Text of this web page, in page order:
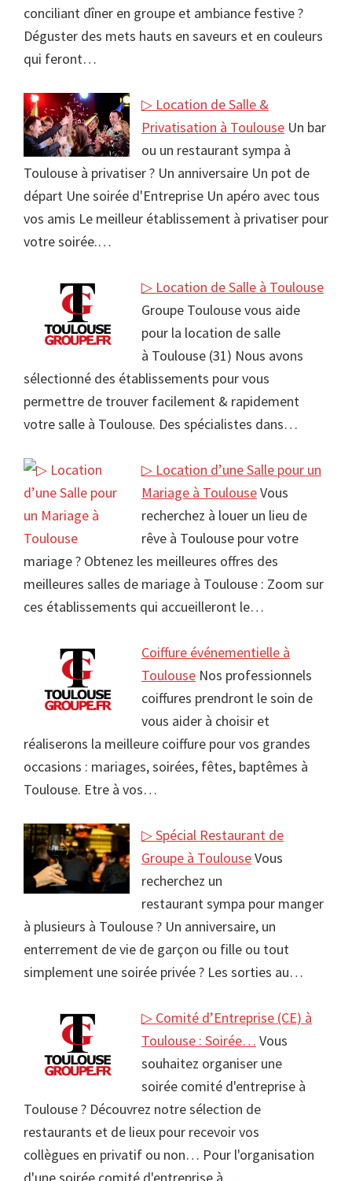
conciliant dîner en groupe et ambiance festive ?
Déguster des mets hauts en saveurs et en couleurs
qui feront…
▷ Location de Salle &
Privatisation à Toulouse Un bar
ou un restaurant sympa à
Toulouse à privatiser ? Un anniversaire Un pot de
départ Une soirée d'Entreprise Un apéro avec tous
vos amis Le meilleur établissement à privatiser pour
votre soirée.…
▷ Location de Salle à Toulouse
Groupe Toulouse vous aide
pour la location de salle
à Toulouse (31) Nous avons
sélectionné des établissements pour vous
permettre de trouver facilement & rapidement
votre salle à Toulouse. Des spécialistes dans…
▷ Location d’une Salle pour un
Mariage à ToulouseVous
recherchez à louer un lieu de
rêve à Toulouse pour votre
mariage ? Obtenez les meilleures offres des
meilleures salles de mariage à Toulouse : Zoom sur
ces établissements qui accueilleront le…
Coiffure événementielle à
Toulouse Nos professionnels
coiffures prendront le soin de
vous aider à choisir et
réaliserons la meilleure coiffure pour vos grandes
occasions : mariages, soirées, fêtes, baptêmes à
Toulouse. Etre à vos…
▷ Spécial Restaurant de
Groupe à ToulouseVous
recherchez un
restaurant sympa pour manger
à plusieurs à Toulouse ? Un anniversaire, un
enterrement de vie de garçon ou fille ou tout
simplement une soirée privée ? Les sorties au…
▷ Comité d’Entreprise (CE) à
Toulouse : Soirée… Vous
souhaitez organiser une
soirée comité d'entreprise à
Toulouse ? Découvrez notre sélection de
restaurants et de lieux pour recevoir vos
collègues en privatif ou non… Pour l'organisation
d'une soirée comité d'entreprise à…